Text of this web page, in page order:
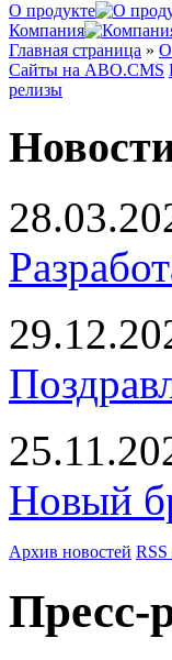
О продукте
Компания
Главная страница » О
Сайты на ABO.CMS
релизы
Новый
Архив новостей RSS
Пресс-